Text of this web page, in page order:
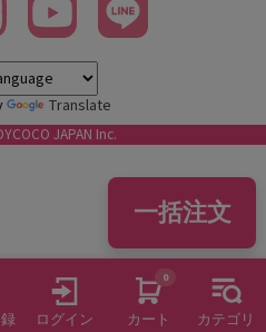
カテゴリ
ログイン カート
0
一括注文
Translate
JAPAN Inc.